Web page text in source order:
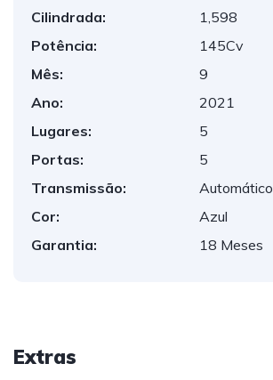
Cilindrada:
1,598
Potência:
145Cv
Mês:
9
Ano:
2021
Lugares:
5
Portas:
5
Transmissão:
Automático
Cor:
Azul
Garantia:
18 Meses
Extras